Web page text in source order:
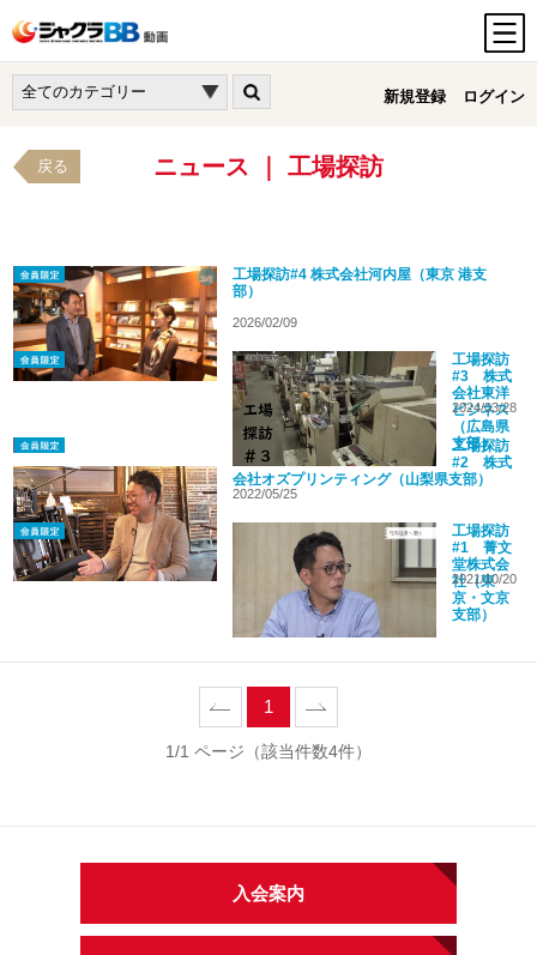
新規登録 ログイン
戻る ニュース ｜ 工場探訪
工場探訪#4 株式会社河内屋（東京 港支
部）
2026/02/09
工場探訪
#3 株式
会社東洋
ビジネス
（広島県
支部）
2024/03/28
工場探訪
#2 株式
会社オズプリンティング（山梨県支部）
2022/05/25
工場探訪
#1 菁文
堂株式会
社（東
京・文京
支部）
2021/10/20
prev
1
1/1 ページ（該当件数4件）
入会案内